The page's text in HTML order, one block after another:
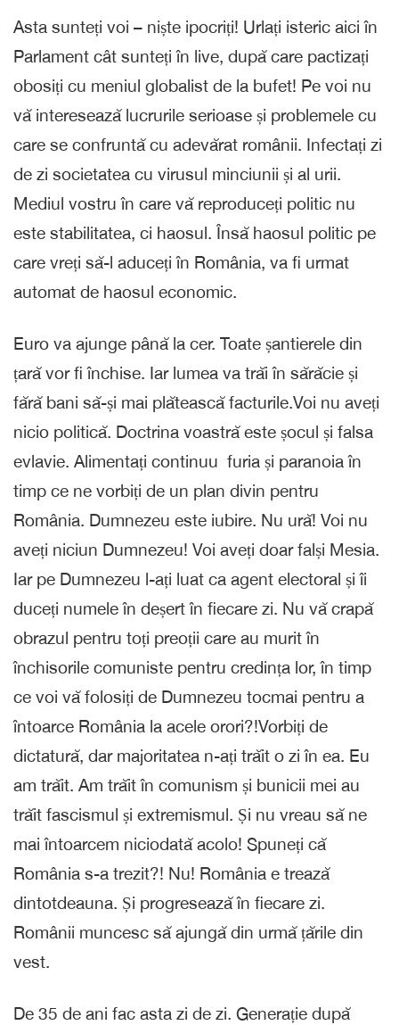
Asta sunteți voi – niște ipocriți! Urlați isteric aici în
Parlament cât sunteți în live, după care pactizați
obosiți cu meniul globalist de la bufet! Pe voi nu
vă interesează lucrurile serioase și problemele cu
care se confruntă cu adevărat românii. Infectați zi
de zi societatea cu virusul minciunii și al urii.
Mediul vostru în care vă reproduceți politic nu
este stabilitatea, ci haosul. Însă haosul politic pe
care vreți să-l aduceți în România, va fi urmat
automat de haosul economic.
Euro va ajunge până la cer. Toate șantierele din
țară vor fi închise. Iar lumea va trăi în sărăcie și
fără bani să-și mai plătească facturile.Voi nu aveți
nicio politică. Doctrina voastră este șocul și falsa
evlavie. Alimentați continuu furia și paranoia în
timp ce ne vorbiți de un plan divin pentru
România. Dumnezeu este iubire. Nu ură! Voi nu
aveți niciun Dumnezeu! Voi aveți doar falși Mesia.
Iar pe Dumnezeu l-ați luat ca agent electoral și îi
duceți numele în deșert în fiecare zi. Nu vă crapă
obrazul pentru toți preoții care au murit în
închisorile comuniste pentru credința lor, în timp
ce voi vă folosiți de Dumnezeu tocmai pentru a
întoarce România la acele orori?!Vorbiți de
dictatură, dar majoritatea n-ați trăit o zi în ea. Eu
am trăit. Am trăit în comunism și bunicii mei au
trăit fascismul și extremismul. Și nu vreau să ne
mai întoarcem niciodată acolo! Spuneți că
România s-a trezit?! Nu! România e trează
dintotdeauna. Și progresează în fiecare zi.
Românii muncesc să ajungă din urmă țările din
vest.
De 35 de ani fac asta zi de zi. Generație după